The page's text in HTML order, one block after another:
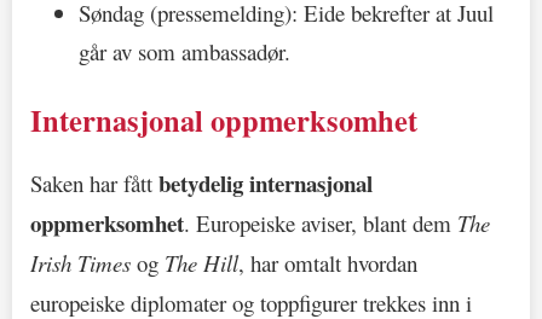
Søndag (pressemelding): Eide bekrefter at Juul
går av som ambassadør.
Internasjonal oppmerksomhet
Saken har fått betydelig internasjonal
oppmerksomhet. Europeiske aviser, blant dem The
Irish Times og The Hill, har omtalt hvordan
europeiske diplomater og toppfigurer trekkes inn i